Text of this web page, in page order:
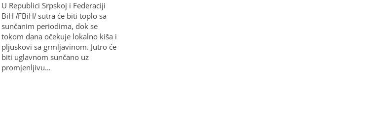
U Republici Srpskoj i Federaciji
BiH /FBiH/ sutra će biti toplo sa
sunčanim periodima, dok se
tokom dana očekuje lokalno kiša i
pljuskovi sa grmljavinom. Jutro će
biti uglavnom sunčano uz
promjenljivu…